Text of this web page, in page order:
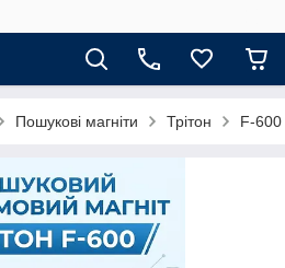
Пошукові магніти Трітон F-